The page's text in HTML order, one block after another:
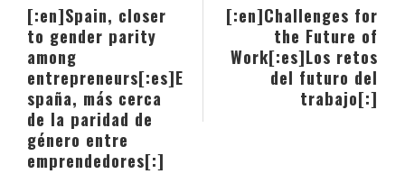
[:en]Challenges for
the Future of
Work[:es]Los retos
del futuro del
trabajo[:]
[:en]Spain, closer
to gender parity
among
entrepreneurs[:es]E
spaña, más cerca
de la paridad de
género entre
emprendedores[:]